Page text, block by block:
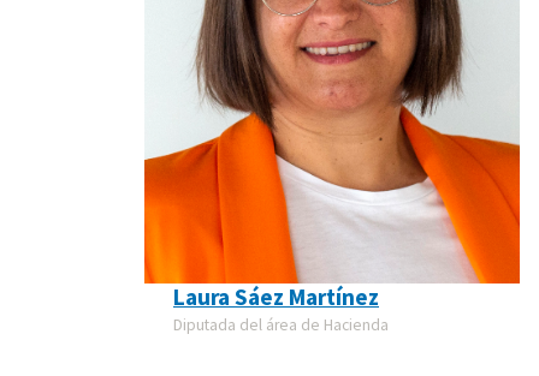
Laura Sáez Martínez
Diputada del área de Hacienda